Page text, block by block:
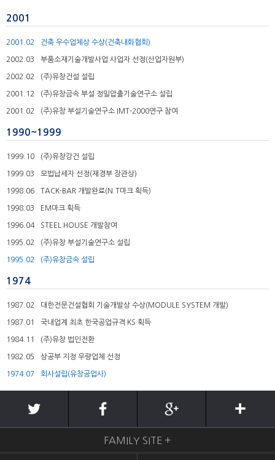
2001
2001.02 건축 우수업체상 수상(건축내화협회)
2002.03 부품소재기술개발사업 사업자 선정(산업자원부)
2002.02 (주)유창건설 설립
2001.12 (주)유창금속 부설 정밀압출기술연구소 설립
2001.02 (주)유창 부설기술연구소 IMT-2000연구 참여
1990~1999
1999.10 (주)유창강건 설립
1999.03 모법납세자 선정(재경부 장관상)
1998.06 TACK-BAR 개발완료(N.T마크 획득)
1998.03 EM마크 획득
1996.04 STEEL HOUSE 개발참여
1995.02 (주)유창 부설기술연구소 설립
1995.02 (주)유창금속 설립
1974
1987.02 대한전문건설협회 기술개발상 수상(MODULE SYSTEM 개발)
1987.01 국내업계 최초 한국공업규격 KS 획득
1984.11 (주)유창 법인전환
1982.05 상공부 지정 우량업체 선정
1974.07 회사설립(유창공업사)
FAMILY SITE +